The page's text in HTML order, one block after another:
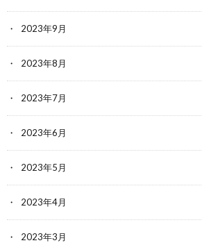
2023年9月
2023年8月
2023年7月
2023年6月
2023年5月
2023年4月
2023年3月